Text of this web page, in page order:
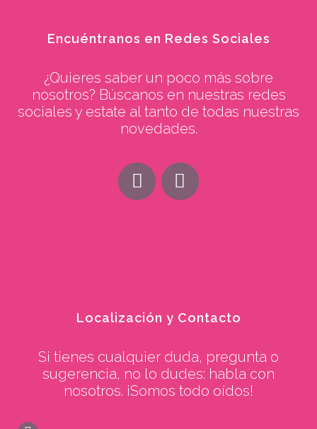
Encuéntranos en Redes Sociales
¿Quieres saber un poco más sobre
nosotros? Búscanos en nuestras redes
sociales y estate al tanto de todas nuestras
novedades.
Localización y Contacto
Si tienes cualquier duda, pregunta o
sugerencia, no lo dudes: habla con
nosotros. ¡Somos todo oídos!